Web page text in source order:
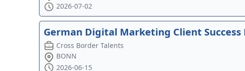
2026-07-02
German Digital Marketing Client
Cross Border Talents
BONN
2026-06-15